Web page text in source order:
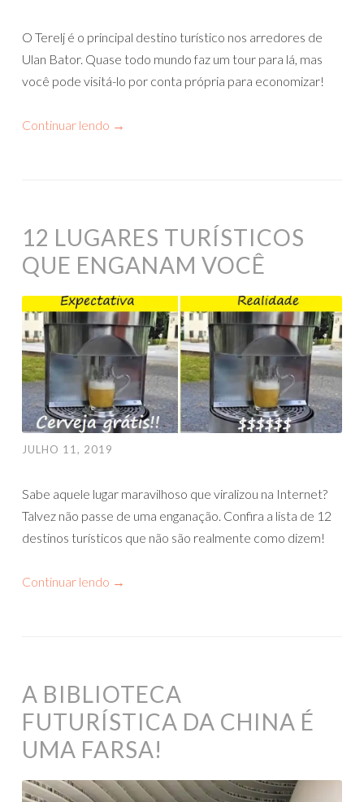
O Terelj é o principal destino turístico nos arredores de
Ulan Bator. Quase todo mundo faz um tour para lá, mas
você pode visitá-lo por conta própria para economizar!
Continuar lendo →
12 LUGARES TURÍSTICOS
QUE ENGANAM VOCÊ
JULHO 11, 2019
Sabe aquele lugar maravilhoso que viralizou na Internet?
Talvez não passe de uma enganação. Confira a lista de 12
destinos turísticos que não são realmente como dizem!
Continuar lendo →
A BIBLIOTECA
FUTURÍSTICA DA CHINA É
UMA FARSA!